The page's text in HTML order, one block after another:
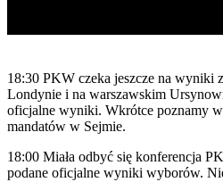
18:30 PKW czeka jeszcze na wyniki
Londynie i na warszawskim
oficjalne wyniki. Wkrótce poznamy
mandatów w Sejmie.
18:00 Miała odbyć się konferencja
podane oficjalne wyniki wyborów.